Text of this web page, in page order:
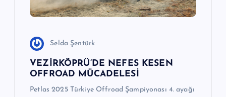
Selda Şentürk
VEZİRKÖPRÜ’DE NEFES KESEN
OFFROAD MÜCADELESİ
Petlas 2025 Türkiye Offroad Şampiyonası 4. ayağı